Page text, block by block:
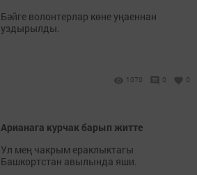
Бәйге волонтерлар көне уңаеннан
уздырылды.
1070 0 0
Арианага курчак барып житте
Ул мең чакрым ераклыктагы
Башкортстан авылында яши.